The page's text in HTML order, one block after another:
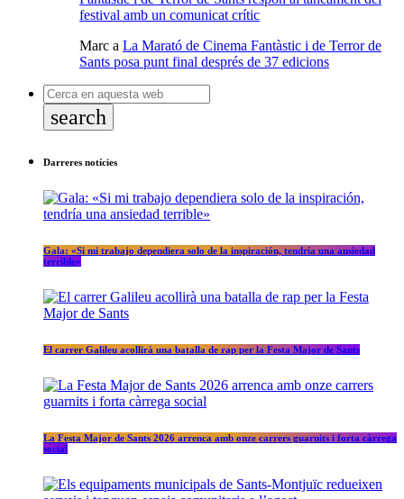
festival amb un comunicat crític
Marc a La Marató de Cinema Fantàstic i de Terror de
Sants posa punt final després de 37 edicions
search
Darreres notícies
Gala: «Si mi trabajo dependiera solo de la inspiración, tendría una ansiedad
terrible»
El carrer Galileu acollirà una batalla de rap per la Festa Major de Sants
La Festa Major de Sants 2026 arrenca amb onze carrers guarnits i forta càrrega
social